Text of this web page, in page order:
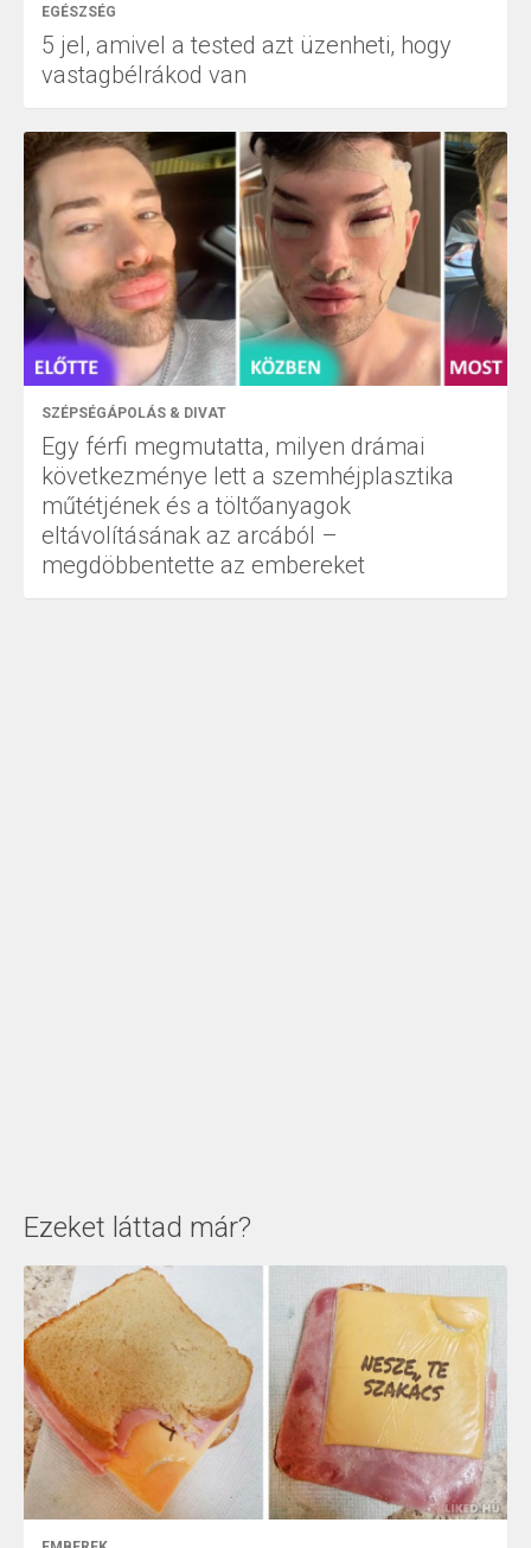
EGÉSZSÉG
5 jel, amivel a tested azt üzenheti, hogy
vastagbélrákod van
SZÉPSÉGÁPOLÁS & DIVAT
Egy férfi megmutatta, milyen drámai
következménye lett a szemhéjplasztika
műtétjének és a töltőanyagok
eltávolításának az arcából –
megdöbbentette az embereket
Ezeket láttad már?